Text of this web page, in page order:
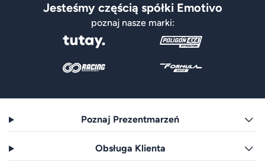
Jesteśmy częścią spółki Emotivo
poznaj nasze marki:
Poznaj Prezentmarzeń
Obsługa Klienta